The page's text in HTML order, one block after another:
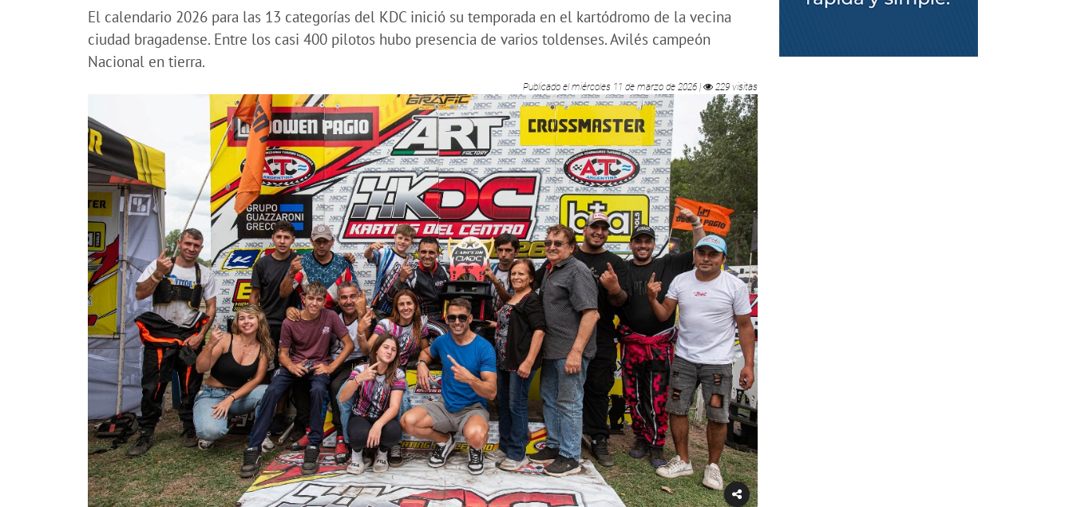
El calendario 2026 para las 13 categorías del KDC inició su temporada en el kartódromo de la vecina
ciudad bragadense. Entre los casi 400 pilotos hubo presencia de varios toldenses. Avilés campeón
Nacional en tierra.
Publicado elmiércoles 11 de marzo de 2026| 229 visitas